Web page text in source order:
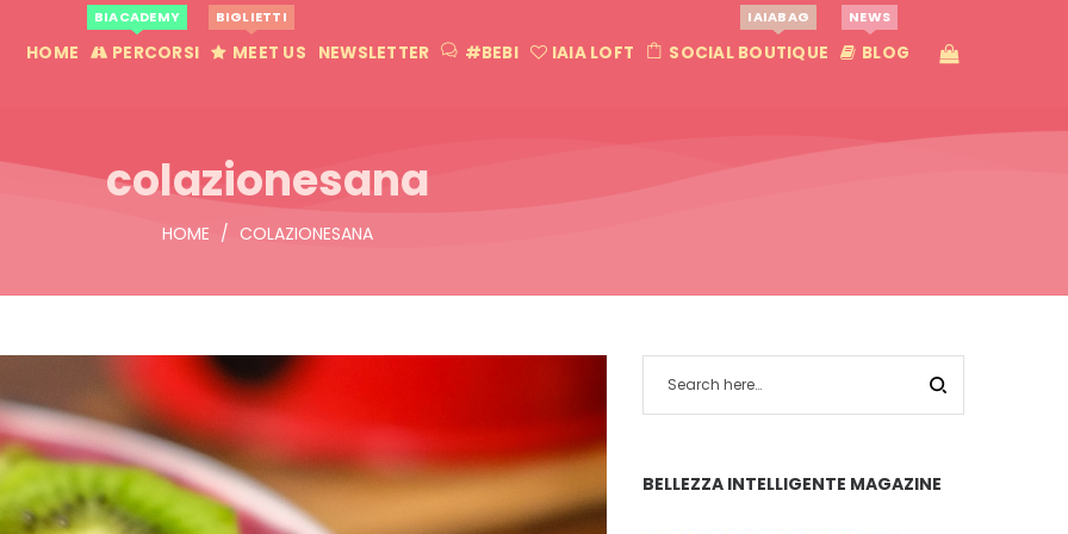
HOME PERCORSI
BIACADEMY
MEET US
BIGLIETTI
NEWSLETTER #BEBI IAIA LOFT SOCIAL BOUTIQUE
IAIABAG
BLOG
NEWS
colazionesana
HOME / COLAZIONESANA
BELLEZZA INTELLIGENTE MAGAZINE